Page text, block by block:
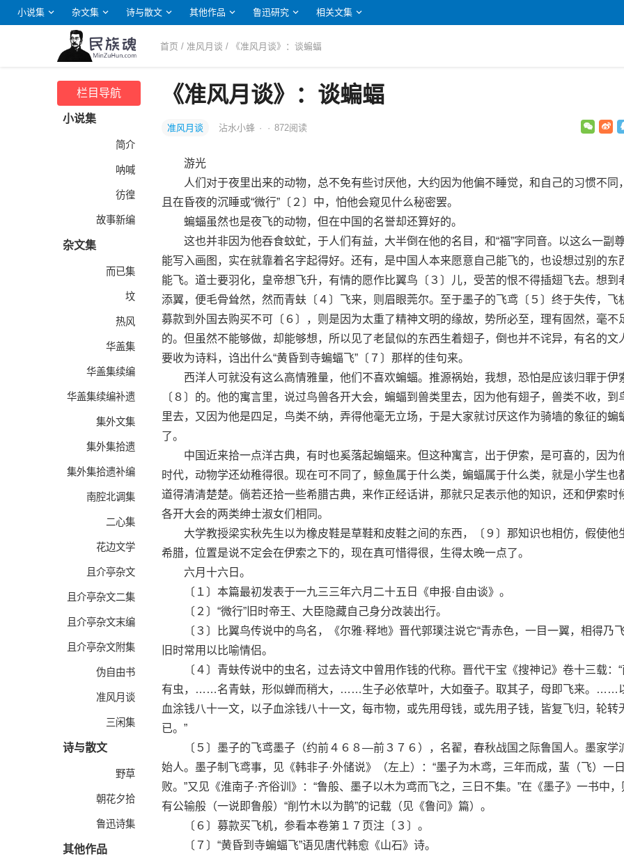
小说集 杂文集 诗与散文 其他作品 鲁迅研究 相关文集
首页 / 准风月谈 / 《准风月谈》：谈蝙蝠
栏目导航
小说集
简介
呐喊
彷徨
故事新编
杂文集
而已集
坟
热风
华盖集
华盖集续编
华盖集续编补遗
集外文集
集外集拾遗
集外集拾遗补编
南腔北调集
二心集
花边文学
且介亭杂文
且介亭杂文二集
且介亭杂文末编
且介亭杂文附集
伪自由书
准风月谈
三闲集
诗与散文
野草
朝花夕拾
鲁迅诗集
其他作品
《准风月谈》：谈蝙蝠
准风月谈 沾水小蜂 · · 872阅读
游光
人们对于夜里出来的动物，总不免有些讨厌他，大约因为他偏不睡觉，和自己的习惯不同
且在昏夜的沉睡或“微行”〔２〕中，怕他会窥见什么秘密罢。
蝙蝠虽然也是夜飞的动物，但在中国的名誉却还算好的。
这也并非因为他吞食蚊虻，于人们有益，大半倒在他的名目，和“福”字同音。以这么一副
能写入画图，实在就靠着名字起得好。还有，是中国人本来愿意自己能飞的，也设想过别的东
能飞。道士要羽化，皇帝想飞升，有情的愿作比翼鸟〔３〕儿，受苦的恨不得插翅飞去。想到
添翼，便毛骨耸然，然而青蚨〔４〕飞来，则眉眼莞尔。至于墨子的飞鸢〔５〕终于失传，飞
募款到外国去购买不可〔６〕，则是因为太重了精神文明的缘故，势所必至，理有固然，毫不
的。但虽然不能够做，却能够想，所以见了老鼠似的东西生着翅子，倒也并不诧异，有名的文
要收为诗料，诌出什么“黄昏到寺蝙蝠飞”〔７〕那样的佳句来。
西洋人可就没有这么高情雅量，他们不喜欢蝙蝠。推源祸始，我想，恐怕是应该归罪于伊
〔８〕的。他的寓言里，说过鸟兽各开大会，蝙蝠到兽类里去，因为他有翅子，兽类不收，到
里去，又因为他是四足，鸟类不纳，弄得他毫无立场，于是大家就讨厌这作为骑墙的象征的蝙
了。
中国近来拾一点洋古典，有时也奚落起蝙蝠来。但这种寓言，出于伊索，是可喜的，因为
时代，动物学还幼稚得很。现在可不同了，鲸鱼属于什么类，蝙蝠属于什么类，就是小学生也
道得清清楚楚。倘若还拾一些希腊古典，来作正经话讲，那就只足表示他的知识，还和伊索时
各开大会的两类绅士淑女们相同。
大学教授梁实秋先生以为橡皮鞋是草鞋和皮鞋之间的东西，〔９〕那知识也相仿，假使他
希腊，位置是说不定会在伊索之下的，现在真可惜得很，生得太晚一点了。
六月十六日。
〔１〕本篇最初发表于一九三三年六月二十五日《申报·自由谈》。
〔２〕“微行”旧时帝王、大臣隐藏自己身分改装出行。
〔３〕比翼鸟传说中的鸟名，《尔雅·释地》晋代郭璞注说它“青赤色，一目一翼，相得乃飞
旧时常用以比喻情侣。
〔４〕青蚨传说中的虫名，过去诗文中曾用作钱的代称。晋代干宝《搜神记》卷十三载：“
有虫，……名青蚨，形似蝉而稍大，……生子必依草叶，大如蚕子。取其子，母即飞来。……
血涂钱八十一文，以子血涂钱八十一文，每市物，或先用母钱，或先用子钱，皆复飞归，轮转
已。”
〔５〕墨子的飞鸢墨子（约前４６８—前３７６），名翟，春秋战国之际鲁国人。墨家学
始人。墨子制飞鸢事，见《韩非子·外储说》（左上）：“墨子为木鸢，三年而成，蜚（飞）一
败。”又见《淮南子·齐俗训》：“鲁般、墨子以木为鸢而飞之，三日不集。”在《墨子》一书中，
有公输般（一说即鲁般）“削竹木以为鹊”的记载（见《鲁问》篇）。
〔６〕募款买飞机，参看本卷第１７页注〔３〕。
〔７〕“黄昏到寺蝙蝠飞”语见唐代韩愈《山石》诗。